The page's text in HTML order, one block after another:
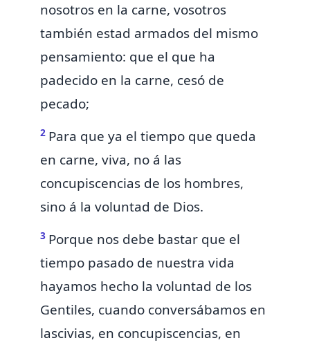
nosotros en la carne, vosotros
también estad armados del mismo
pensamiento: que el que ha
padecido en la carne, cesó de
pecado;
2 Para que ya el tiempo que queda
en carne, viva, no á las
concupiscencias de los hombres,
sino á la voluntad de Dios.
3 Porque nos debe bastar que el
tiempo pasado de nuestra vida
hayamos hecho la voluntad de los
Gentiles, cuando conversábamos en
lascivias, en concupiscencias, en